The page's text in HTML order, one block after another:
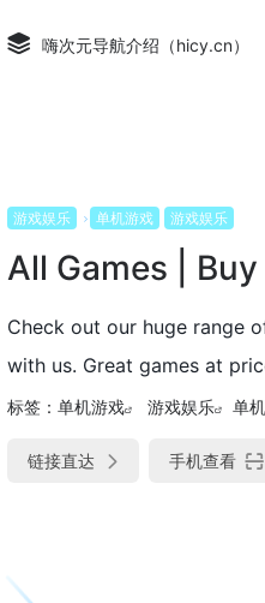
嗨次元导航介绍（hicy.cn）
游戏娱乐 单机游戏 游戏娱乐
All Games |
Check out our huge range
with us. Great games at
标签： 单机游戏 游戏娱乐 单
链接直达 手机查看